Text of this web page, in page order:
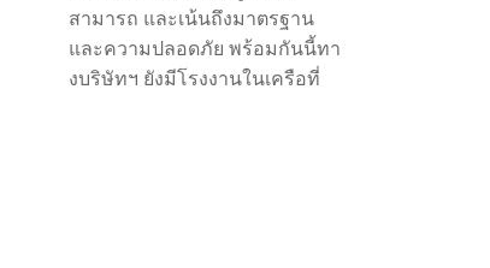
สามารถ และเน้นถึงมาตรฐาน
และความปลอดภัย พร้อมกันนี้ทา
งบริษัทฯ ยังมีโรงงานในเครือที่